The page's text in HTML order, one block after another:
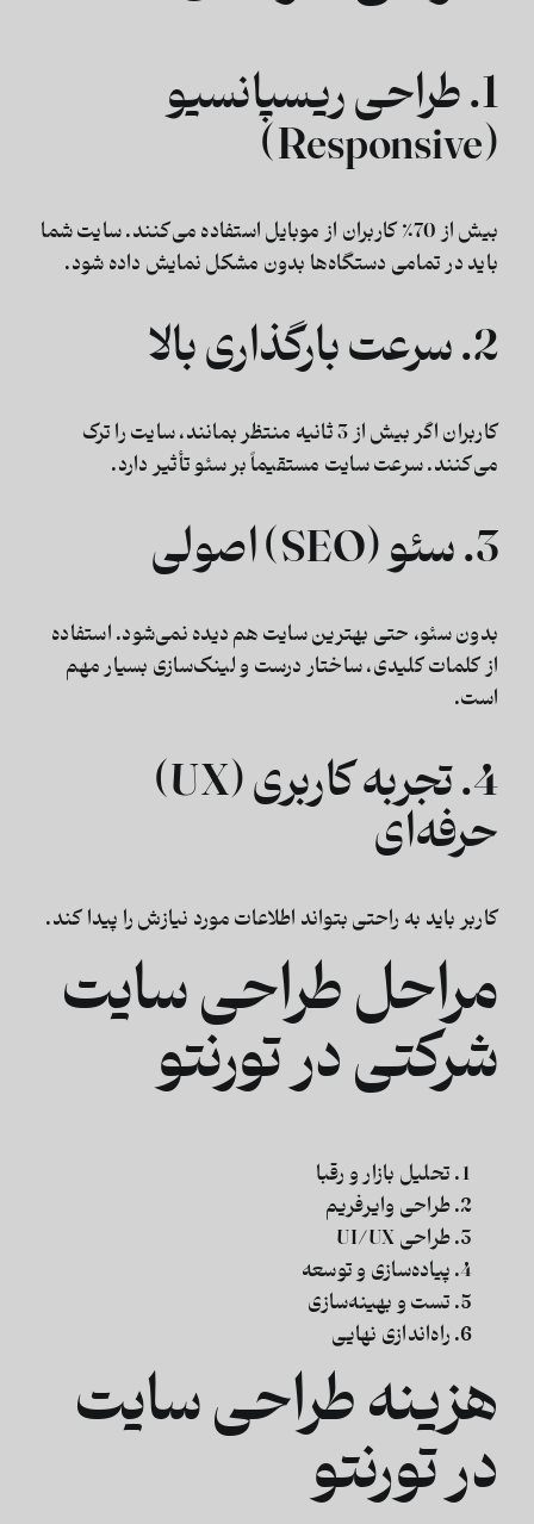
1. طراحی ریسپانسیو
(Responsive)
بیش از 70٪ کاربران از موبایل استفاده می‌کنند. سایت شما
باید در تمامی دستگاه‌ها بدون مشکل نمایش داده شود.
2. سرعت بارگذاری بالا
کاربران اگر بیش از 3 ثانیه منتظر بمانند، سایت را ترک
می‌کنند. سرعت سایت مستقیماً بر سئو تأثیر دارد.
3. سئو (SEO) اصولی
بدون سئو، حتی بهترین سایت هم دیده نمی‌شود. استفاده
از کلمات کلیدی، ساختار درست و لینک‌سازی بسیار مهم
است.
4. تجربه کاربری (UX)
حرفه‌ای
کاربر باید به راحتی بتواند اطلاعات مورد نیازش را پیدا کند.
مراحل طراحی سایت
شرکتی در تورنتو
تحلیل بازار و رقبا
طراحی وایرفریم
طراحی UI/UX
پیاده‌سازی و توسعه
تست و بهینه‌سازی
راه‌اندازی نهایی
هزینه طراحی سایت
در تورنتو